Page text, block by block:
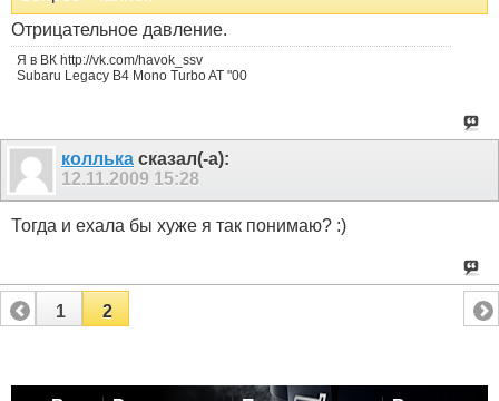
Отрицательное давление.
Я в ВК http://vk.com/havok_ssv
Subaru Legacy B4 Mono Turbo AT "00
коллька сказал(-а):
12.11.2009 15:28
Тогда и ехала бы хуже я так понимаю? :)
1 2